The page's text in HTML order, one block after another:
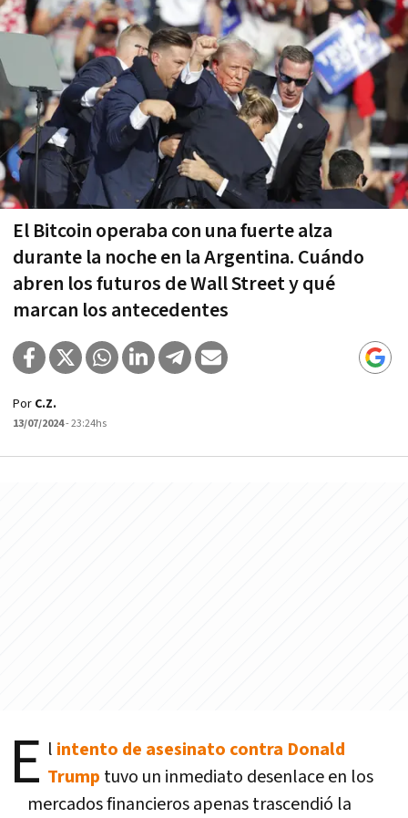
El Bitcoin operaba con una fuerte alza
durante la noche en la Argentina. Cuándo
abren los futuros de Wall Street y qué
marcan los antecedentes
Por C.Z.
13/07/2024- 23:24hs
E l intento de asesinato contra Donald
Trump tuvo un inmediato desenlace en los
mercados financieros apenas trascendió la